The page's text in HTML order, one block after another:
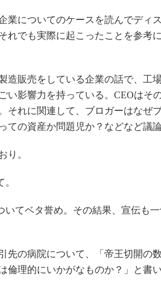
業についてのケースを読んでディ
れでも実際に起こったことを参考
造販売をしている企業の話で、工
い影響力を持っている。CEOはそ
それに関連して、ブロガーはなぜ
ての資産か問題児か？などなど議
り。
いてベタ誉め。その結果、宣伝も
先の病院について、「帝王切開の
倫理的にいかがなものか？」と書い